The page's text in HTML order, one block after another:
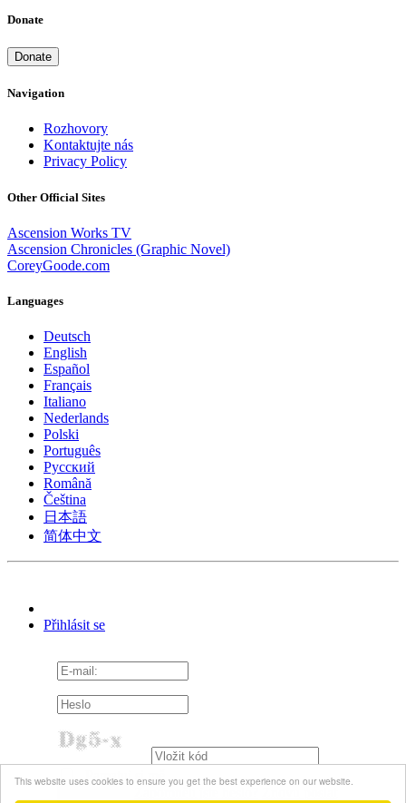
This website uses cookies to ensure you get the best experience on our website.
Donate
Donate
Navigation
Rozhovory
Kontaktujte nás
Privacy Policy
Other Official Sites
Ascension Works TV
Ascension Chronicles (Graphic Novel)
CoreyGoode.com
Languages
Deutsch
English
Español
Français
Italiano
Nederlands
Polski
Português
Pусский
Română
Čeština
日本語
简体中文
Přihlásit se
Pamatuj si mě